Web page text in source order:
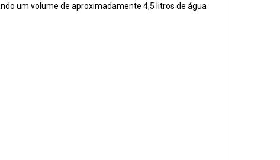
um volume de aproximadamente 4,5 litros de água